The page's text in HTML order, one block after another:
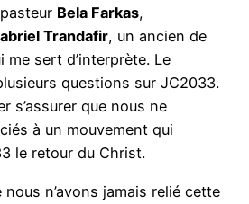
Bela Farkas,
Trandafir, un ancien de
me sert d’interprète. Le
questions sur JC2033.
s’assurer que nous ne
à un mouvement qui
le retour du Christ.
n’avons jamais relié cette